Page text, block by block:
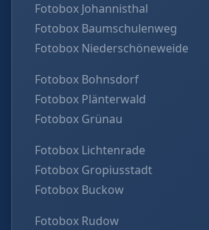
Fotobox Johannisthal
Fotobox Baumschulenweg
Fotobox Niederschöneweide
Fotobox Bohnsdorf
Fotobox Plänterwald
Fotobox Grünau
Fotobox Lichtenrade
Fotobox Gropiusstadt
Fotobox Buckow
Fotobox Rudow